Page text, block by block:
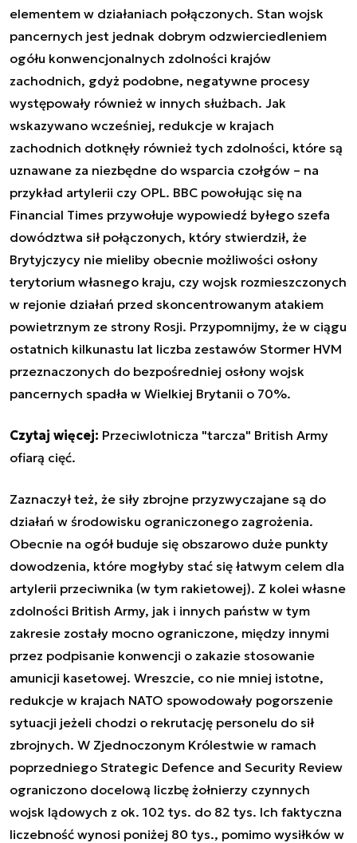
elementem w działaniach połączonych. Stan wojsk
pancernych jest jednak dobrym odzwierciedleniem
ogółu konwencjonalnych zdolności krajów
zachodnich, gdyż podobne, negatywne procesy
występowały również w innych służbach. Jak
wskazywano wcześniej, redukcje w krajach
zachodnich dotknęły również tych zdolności, które są
uznawane za niezbędne do wsparcia czołgów – na
przykład artylerii czy OPL. BBC powołując się na
Financial Times przywołuje wypowiedź byłego szefa
dowództwa sił połączonych, który stwierdził, że
Brytyjczycy nie mieliby obecnie możliwości osłony
terytorium własnego kraju, czy wojsk rozmieszczonych
w rejonie działań przed skoncentrowanym atakiem
powietrznym ze strony Rosji. Przypomnijmy, że w ciągu
ostatnich kilkunastu lat liczba zestawów Stormer HVM
przeznaczonych do bezpośredniej osłony wojsk
pancernych spadła w Wielkiej Brytanii o 70%.
Czytaj więcej: Przeciwlotnicza "tarcza" British Army
ofiarą cięć.
Zaznaczył też, że siły zbrojne przyzwyczajane są do
działań w środowisku ograniczonego zagrożenia.
Obecnie na ogół buduje się obszarowo duże punkty
dowodzenia, które mogłyby stać się łatwym celem dla
artylerii przeciwnika (w tym rakietowej). Z kolei własne
zdolności British Army, jak i innych państw w tym
zakresie zostały mocno ograniczone, między innymi
przez podpisanie konwencji o zakazie stosowanie
amunicji kasetowej. Wreszcie, co nie mniej istotne,
redukcje w krajach NATO spowodowały pogorszenie
sytuacji jeżeli chodzi o rekrutację personelu do sił
zbrojnych. W Zjednoczonym Królestwie w ramach
poprzedniego Strategic Defence and Security Review
ograniczono docelową liczbę żołnierzy czynnych
wojsk lądowych z ok. 102 tys. do 82 tys. Ich faktyczna
liczebność wynosi poniżej 80 tys., pomimo wysiłków w